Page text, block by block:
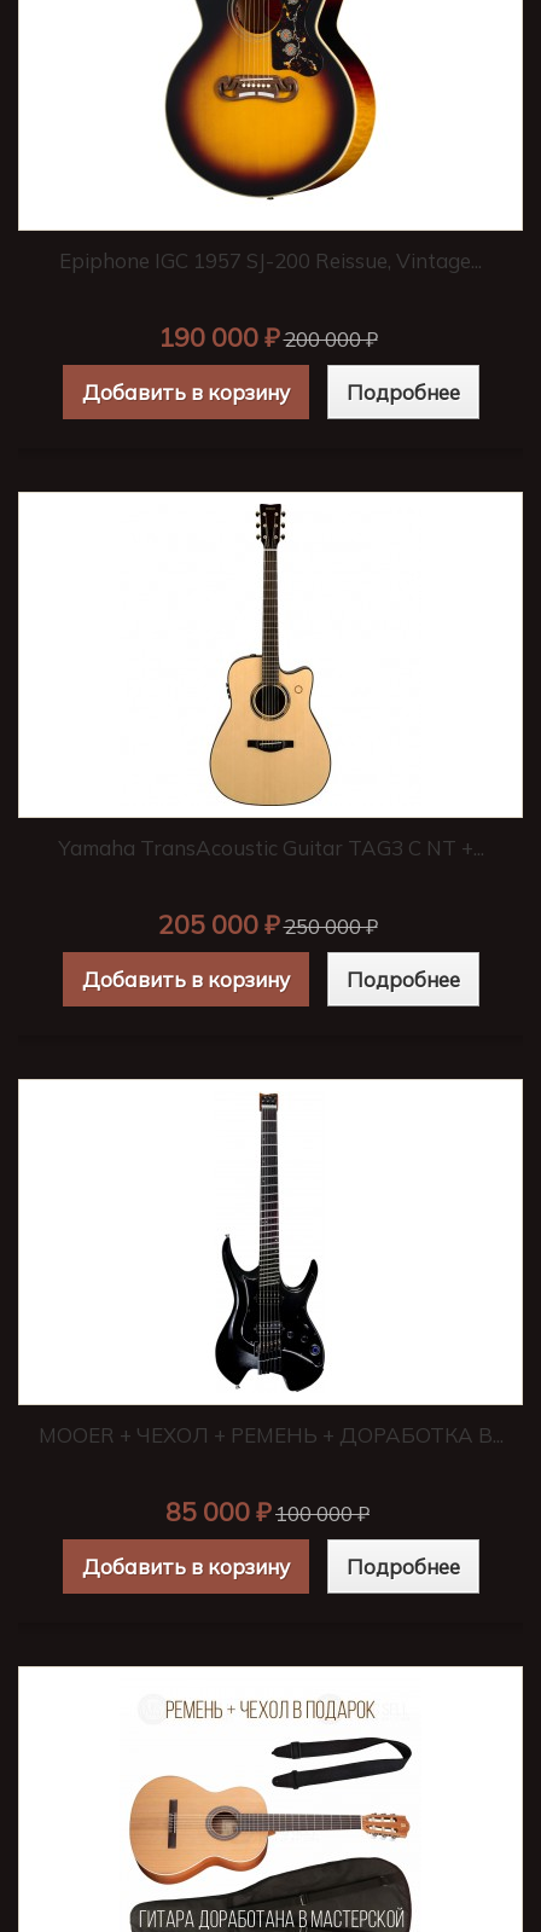
Epiphone IGC 1957 SJ-200 Reissue, Vintage...
190 000 ₽200 000 ₽
Добавить в корзину Подробнее
Yamaha TransAcoustic Guitar TAG3 C NT +...
205 000 ₽250 000 ₽
Добавить в корзину Подробнее
MOOER + ЧЕХОЛ + РЕМЕНЬ + ДОРАБОТКА В...
85 000 ₽100 000 ₽
Добавить в корзину Подробнее